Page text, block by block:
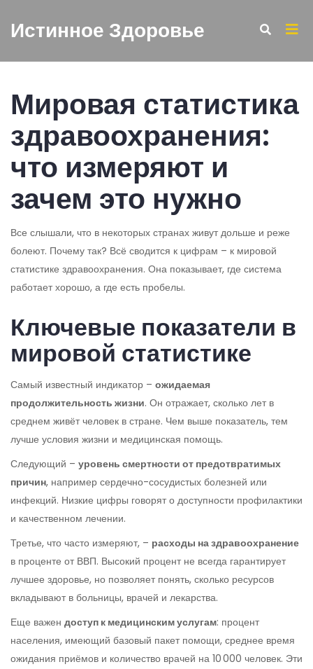
Истинное Здоровье
Мировая статистика
здравоохранения:
что измеряют и
зачем это нужно
Все слышали, что в некоторых странах живут дольше и реже
болеют. Почему так? Всё сводится к цифрам – к мировой
статистике здравоохранения. Она показывает, где система
работает хорошо, а где есть пробелы.
Ключевые показатели в
мировой статистике
Самый известный индикатор – ожидаемая
продолжительность жизни. Он отражает, сколько лет в
среднем живёт человек в стране. Чем выше показатель, тем
лучше условия жизни и медицинская помощь.
Следующий – уровень смертности от предотвратимых
причин, например сердечно-сосудистых болезней или
инфекций. Низкие цифры говорят о доступности профилактики
и качественном лечении.
Третье, что часто измеряют, – расходы на здравоохранение
в проценте от ВВП. Высокий процент не всегда гарантирует
лучшее здоровье, но позволяет понять, сколько ресурсов
вкладывают в больницы, врачей и лекарства.
Еще важен доступ к медицинским услугам: процент
населения, имеющий базовый пакет помощи, среднее время
ожидания приёмов и количество врачей на 10 000 человек. Эти